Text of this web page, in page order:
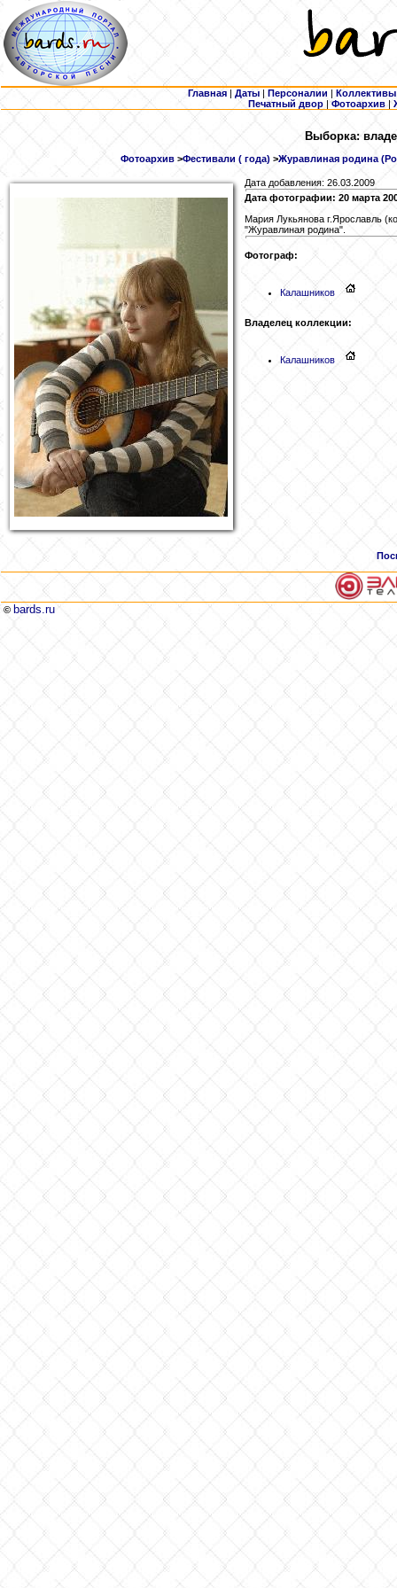
Главная | Даты | Персоналии | Коллективы
Печатный двор |Фотоархив |
Выборка:
Фотоархив>Фестивали ( года) >Журавлиная родина
Дата добавления: 26.03.2009
Дата фотографии: 20 марта
Мария Лукьянова г.Ярославль
"Журавлиная родина".
Фотограф:
Калашников
Владелец коллекции:
Калашников
© bards.ru